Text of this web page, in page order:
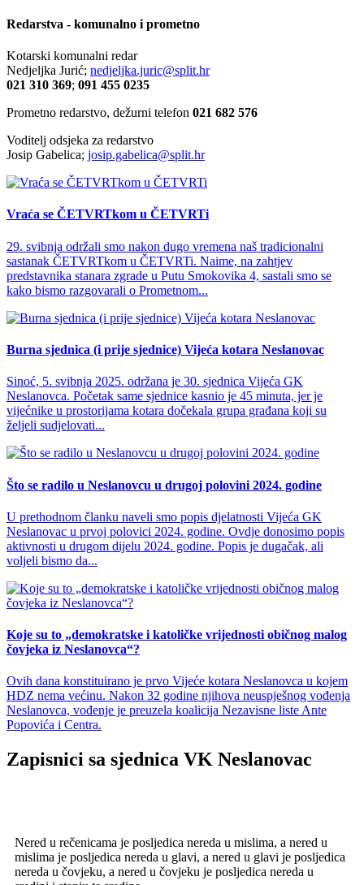
Redarstva - komunalno i prometno
Kotarski komunalni redar
Nedjeljka Jurić; nedjeljka.juric@split.hr
021 310 369; 091 455 0235
Prometno redarstvo, dežurni telefon 021 682 576
Voditelj odsjeka za redarstvo
Josip Gabelica; josip.gabelica@split.hr
Vraća se ČETVRTkom u ČETVRTi
29. svibnja održali smo nakon dugo vremena naš tradicionalni
sastanak ČETVRTkom u ČETVRTi. Naime, na zahtjev
predstavnika stanara zgrade u Putu Smokovika 4, sastali smo se
kako bismo razgovarali o Prometnom...
Burna sjednica (i prije sjednice) Vijeća kotara Neslanovac
Sinoć, 5. svibnja 2025. održana je 30. sjednica Vijeća GK
Neslanovca. Početak same sjednice kasnio je 45 minuta, jer je
vijećnike u prostorijama kotara dočekala grupa građana koji su
željeli sudjelovati...
Što se radilo u Neslanovcu u drugoj polovini 2024. godine
U prethodnom članku naveli smo popis djelatnosti Vijeća GK
Neslanovac u prvoj polovici 2024. godine. Ovdje donosimo popis
aktivnosti u drugom dijelu 2024. godine. Popis je dugačak, ali
voljeli bismo da...
Koje su to „demokratske i katoličke vrijednosti običnog malog
čovjeka iz Neslanovca“?
Ovih dana konstituirano je prvo Vijeće kotara Neslanovca u kojem
HDZ nema većinu. Nakon 32 godine njihova neuspješnog vođenja
Neslanovca, vođenje je preuzela koalicija Nezavisne liste Ante
Popovića i Centra.
Zapisnici sa sjednica VK Neslanovac
Nered u rečenicama je posljedica nereda u mislima, a nered u
mislima je posljedica nereda u glavi, a nered u glavi je posljedica
nereda u čovjeku, a nered u čovjeku je posljedica nereda u